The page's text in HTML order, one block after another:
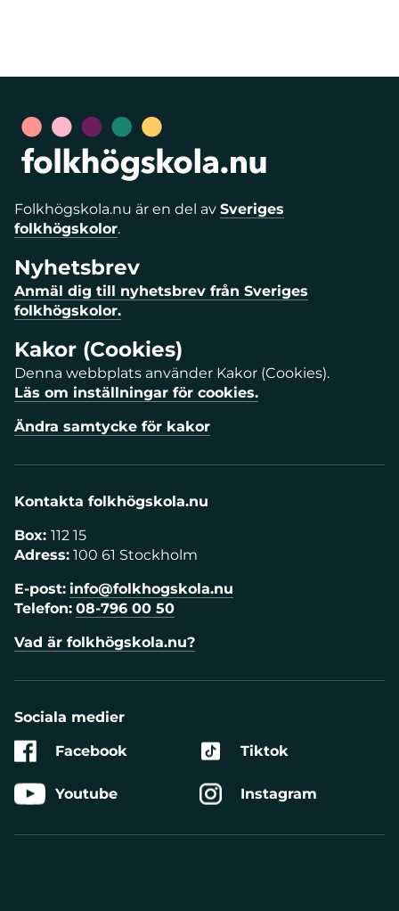
Folkhögskola.nu är en del av Sveriges
folkhögskolor.
Nyhetsbrev
Anmäl dig till nyhetsbrev från Sveriges
folkhögskolor.
Kakor (Cookies)
Denna webbplats använder Kakor (Cookies).
Läs om inställningar för cookies.
Ändra samtycke för kakor
Kontakta folkhögskola.nu
Box: 112 15
Adress: 100 61 Stockholm
E-post: info@folkhogskola.nu
Telefon: 08-796 00 50
Vad är folkhögskola.nu?
Sociala medier
Facebook
Youtube
Tiktok
Instagram